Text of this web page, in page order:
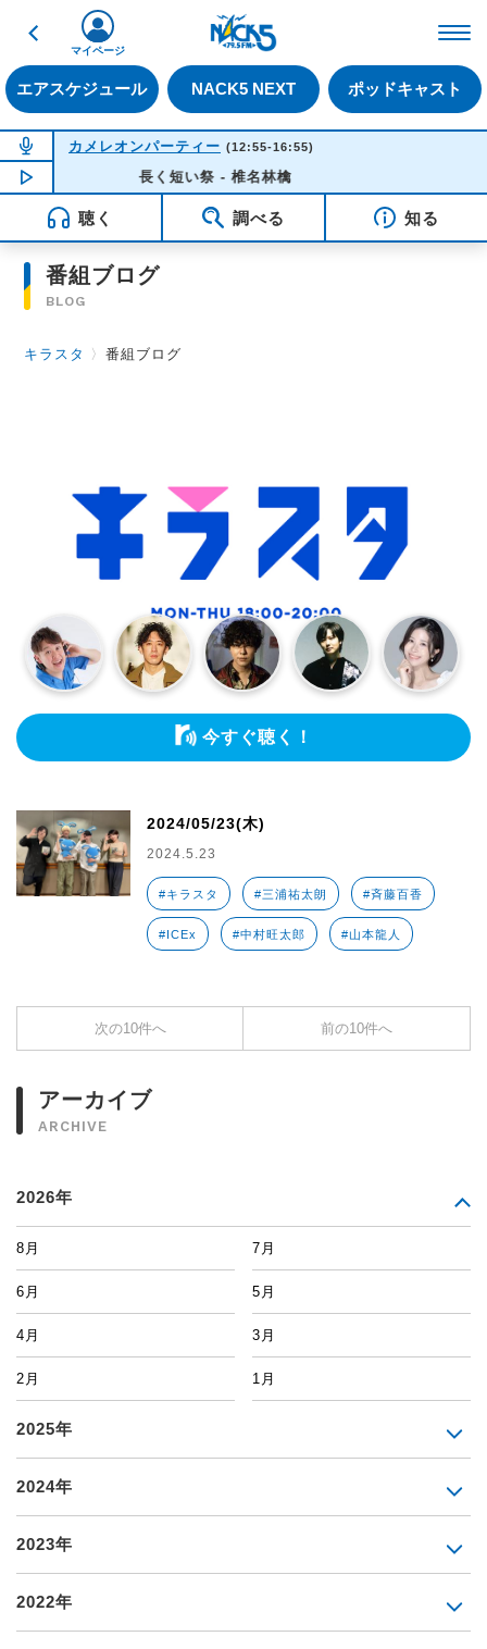
戻る
エアスケジュール NACK5 NEXT ポッドキャスト
マイページ
NOW ON AIR
カメレオンパーティー (12:55-16:55)
NOW PLAYING 16:35
長く短い祭 - 椎名林檎
聴く 調べる 知る
番組ブログ
BLOG
キラスタ 〉番組ブログ
今すぐ聴く！
2024/05/23(木)
2024.5.23
#キラスタ #三浦祐太朗 #斉藤百香
#ICEx #中村旺太郎 #山本龍人
次の10件へ 前の10件へ
アーカイブ
ARCHIVE
2026年
8月 7月
6月 5月
4月 3月
2月 1月
2025年
2024年
2023年
2022年